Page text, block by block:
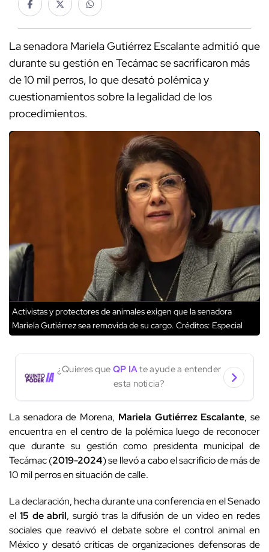
La senadora Mariela Gutiérrez Escalante admitió que
durante su gestión en Tecámac se sacrificaron más
de 10 mil perros, lo que desató polémica y
cuestionamientos sobre la legalidad de los
procedimientos.
Activistas y protectores de animales exigen que la senadora
Mariela Gutiérrez sea removida de su cargo. Créditos: Especial
¿Quieres que QP IAte ayude a entender
esta noticia?
La senadora de Morena, Mariela Gutiérrez Escalante, se
encuentra en el centro de la polémica luego de reconocer
que durante su gestión como presidenta municipal de
Tecámac (2019-2024) se llevó a cabo el sacrificio de más de
10 mil perros en situación de calle.
La declaración, hecha durante una conferencia en el Senado
el 15 de abril, surgió tras la difusión de un video en redes
sociales que reavivó el debate sobre el control animal en
México y desató críticas de organizaciones defensoras de